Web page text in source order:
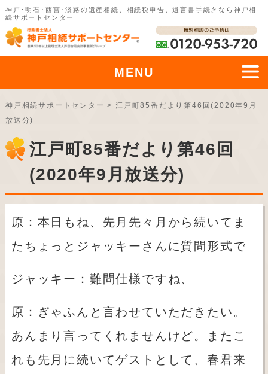
神戸･明石･西宮･淡路の遺産相続、相続税申告、遺言書手続きなら神戸相
続サポートセンター
MENU
神戸相続サポートセンター > 江戸町85番だより第46回(2020年9月
放送分)
江戸町85番だより第46回
(2020年9月放送分)
原：本日もね、先月先々月から続いてま
たちょっとジャッキーさんに質問形式で
ジャッキー：難問仕様ですね、
原：ぎゃふんと言わせていただきたい。
あんまり言ってくれませんけど。またこ
れも先月に続いてゲストとして、春君来